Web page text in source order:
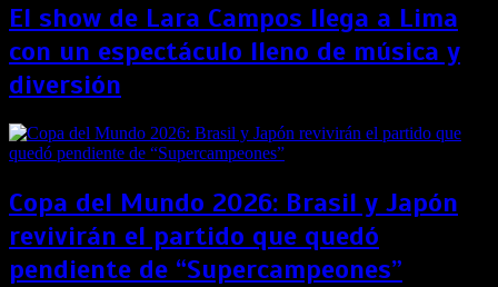
El show de Lara Campos llega a Lima
con un espectáculo lleno de música y
diversión
Copa del Mundo 2026: Brasil y Japón
revivirán el partido que quedó
pendiente de “Supercampeones”